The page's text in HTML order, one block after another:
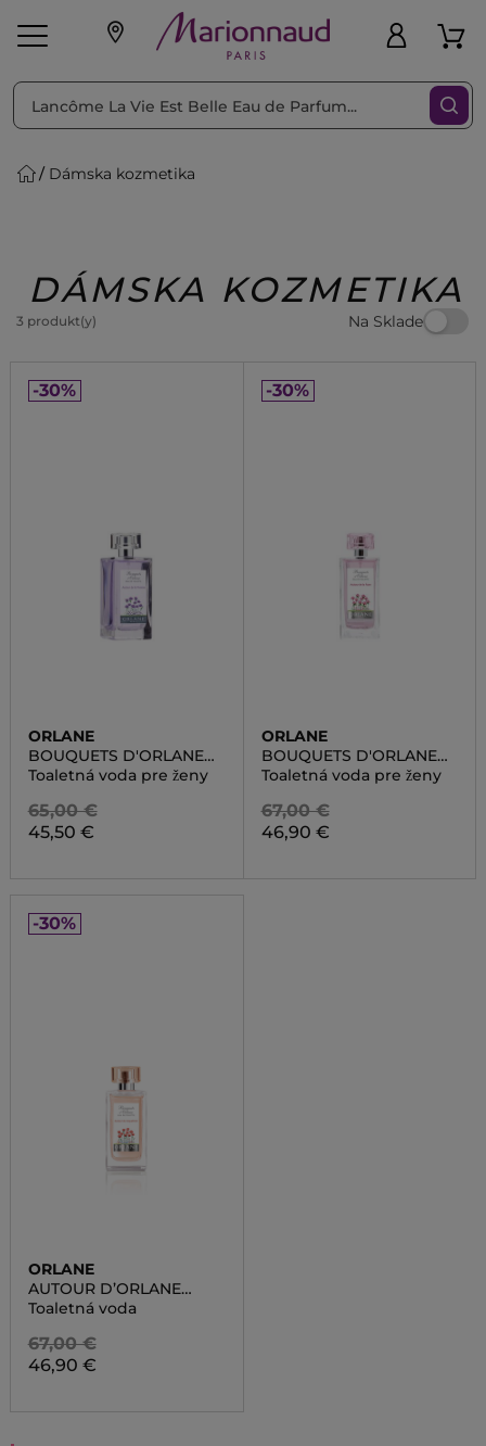
pleť Líčenie Vône
Exkluzivity Beauty
Dámska kozmetika
DÁMSKA KOZMETIKA
3 produkt(y) Na Sklade
Triediť podľa Filtrovať
-30%
ORLANE
BOUQUETS D'ORLANE
AUTOUR DE LA PIVOINE
Toaletná voda pre ženy
65,00 €
45,50 €
-30%
ORLANE
BOUQUETS D'ORLANE
AUTOUR DE LA ROSE
Toaletná voda pre ženy
67,00 €
46,90 €
-30%
ORLANE
AUTOUR D’ORLANE
COQUELICOT
Toaletná voda
67,00 €
46,90 €